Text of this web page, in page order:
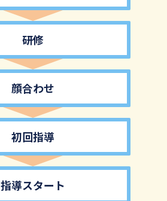
研修
顔合わせ
初回指導
指導スタート